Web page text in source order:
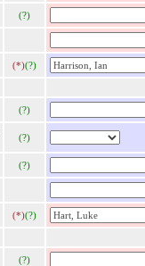
(?)
(*)(?)
(?)
(?)
(?)
(*)(?)
(?)